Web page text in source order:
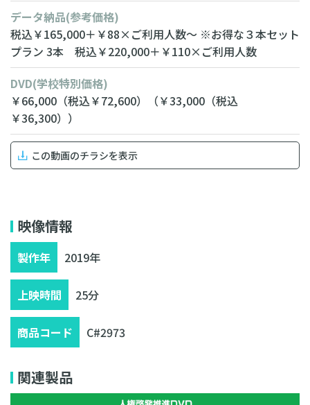
データ納品(参考価格)
税込￥165,000＋￥88×ご利用人数～ ※お得な３本セット
プラン 3本 税込￥220,000＋￥110×ご利用人数
DVD(学校特別価格)
￥66,000 （税込￥72,600） （￥33,000 （税込
￥36,300））
この動画のチラシを表示
映像情報
製作年 2019年
上映時間 25分
商品コード C#2973
関連製品